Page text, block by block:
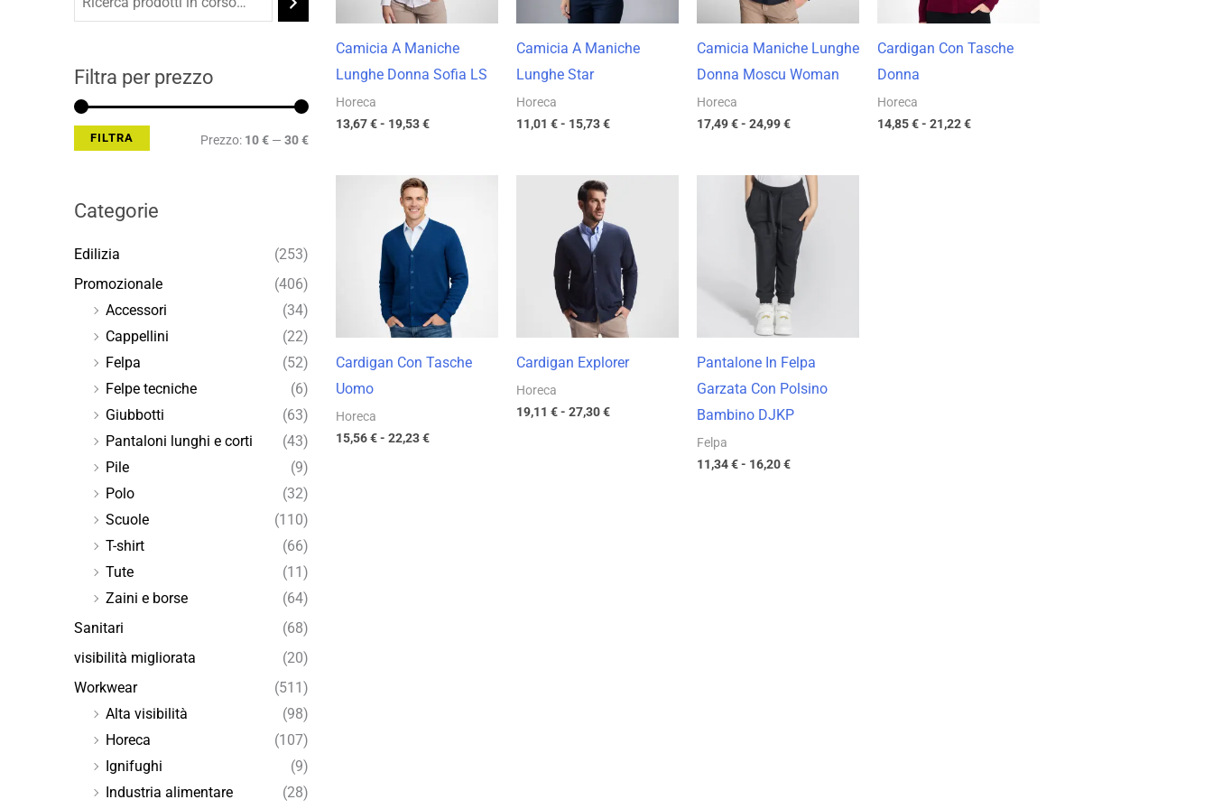
Filtra per prezzo
FILTRA Prezzo: 10 €— 30 €
Categorie
Edilizia
(253)
Promozionale
(406)
Accessori
(34)
Cappellini
(22)
Felpa
(52)
Felpe tecniche
(6)
Giubbotti
(63)
Pantaloni lunghi e corti
(43)
Pile
(9)
Polo
(32)
Scuole
(110)
T-shirt
(66)
Tute
(11)
Zaini e borse
(64)
Sanitari
(68)
visibilità migliorata
(20)
Workwear
(511)
Alta visibilità
(98)
Horeca
(107)
Ignifughi
(9)
Industria alimentare
(28)
Camicia A Maniche
Lunghe Donna Sofia LS
Horeca
13,67€- 19,53€
Camicia A Maniche
Lunghe Star
Horeca
11,01 €- 15,73€
Camicia Maniche Lunghe
Donna Moscu Woman
Horeca
17,49€- 24,99€
Cardigan Con Tasche
Donna
Horeca
14,85€- 21,22€
Cardigan Con Tasche
Uomo
Horeca
15,56€- 22,23€
di
prezzo:
15,56 €
22,23 €
Cardigan Explorer
Horeca
19,11 €- 27,30€
da
19,11 €
27,30 €
Pantalone In Felpa
Garzata Con Polsino
Bambino DJKP
Felpa
11,34€- 16,20€
Fascia
prezzo:
da
11,34 €
a
16,20 €